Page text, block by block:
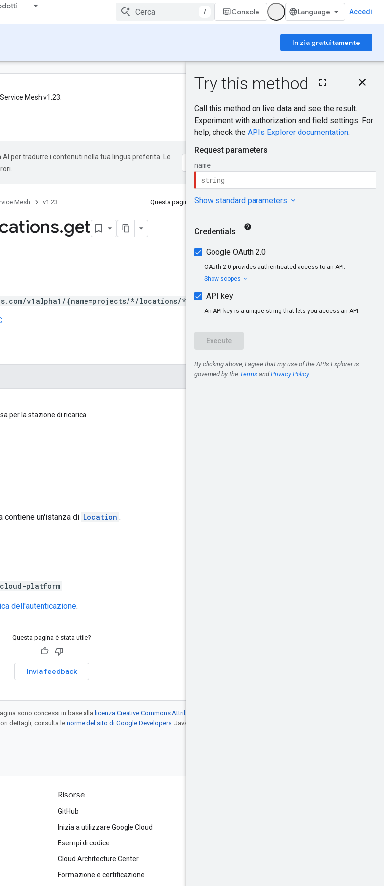
/ Console Accedi
Inizia gratuitamente
Su questa pagina
Richiesta HTTP
Corpo della richiesta
Corpo della risposta
Ambiti di
Mesh v1.23.
per tradurre i contenuti nella tua lingua preferita. Le
Mesh v1.23 Questa pagina è stata utile?
Invia feedback
.get
v1alpha1/{name=projects/*/locations/*}
.
per la stazione di ricarica.
contiene un'istanza di Location .
platform
dell'autenticazione.
Questa pagina è stata utile?
Invia feedback
sono concessi in base alla licenza Creative Commons Attribution 4.0
dettagli, consulta le norme del sito di Google Developers. Java è un marchio registrato di Oracle
Risorse
GitHub
Inizia a utilizzare Google Cloud
Esempi di codice
Cloud Architecture Center
Formazione e certificazione